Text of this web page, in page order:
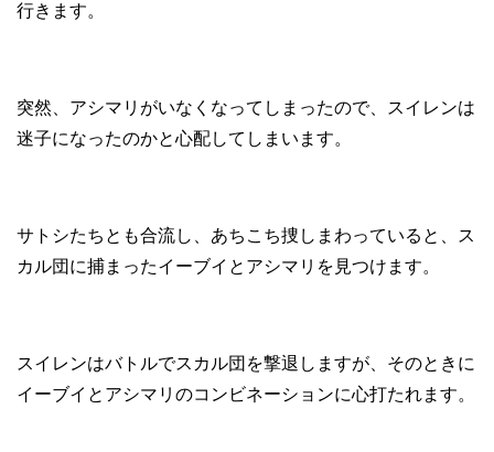
行きます。
突然、アシマリがいなくなってしまったので、スイレンは
迷子になったのかと心配してしまいます。
サトシたちとも合流し、あちこち捜しまわっていると、ス
カル団に捕まったイーブイとアシマリを見つけます。
スイレンはバトルでスカル団を撃退しますが、そのときに
イーブイとアシマリのコンビネーションに心打たれます。